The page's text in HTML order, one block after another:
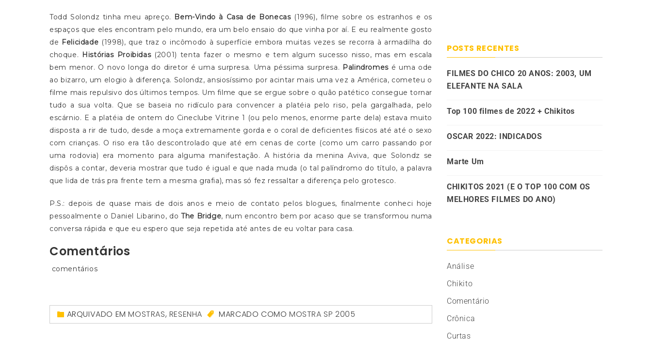
Todd Solondz tinha meu apreço. Bem-Vindo à Casa de Bonecas(1996), filme sobre os estranhos e os
espaços que eles encontram pelo mundo, era um belo ensaio do que vinha por aí. E eu realmente gosto
de Felicidade (1998), que traz o incômodo à superfície embora muitas vezes se recorra à armadilha do
choque. Histórias Proibidas(2001) tenta fazer o mesmo e tem algum sucesso nisso, mas em escala
bem menor. O novo longa do diretor é uma surpresa. Uma péssima surpresa. Palindromesé uma ode
ao bizarro, um elogio à diferença. Solondz, ansiosíssimo por acintar mais uma vez a América, cometeu o
filme mais repulsivo dos últimos tempos. Um filme que se ergue sobre o quão patético consegue tornar
tudo a sua volta. Que se baseia no ridículo para convencer a platéia pelo riso, pela gargalhada, pelo
escárnio. E a platéia de ontem do Cineclube Vitrine 1 (ou pelo menos, enorme parte dela) estava muito
disposta a rir de tudo, desde a moça extremamente gorda e o coral de deficientes físicos até até o sexo
com crianças. O riso era tão descontrolado que até em cenas de corte (como um carro passando por
uma rodovia) era momento para alguma manifestação. A história da menina Aviva, que Solondz se
dispôs a contar, deveria mostrar que tudo é igual e que nada muda (o tal palíndromo do título, a palavra
que lida de trás pra frente tem a mesma grafia), mas só fez ressaltar a diferença pelo grotesco.
P.S.: depois de quase mais de dois anos e meio de contato pelos blogues, finalmente conheci hoje
pessoalmente o Daniel Libarino, do The Bridge, num encontro bem por acaso que se transformou numa
conversa rápida e que eu espero que seja repetida até antes de eu voltar para casa.
Comentários
comentários
ARQUIVADO EMMOSTRAS, RESENHA MARCADO COMOMOSTRA SP 2005
POSTS RECENTES
FILMES DO CHICO 20 ANOS: 2003, UM
ELEFANTE NA SALA
Top 100 filmes de 2022 + Chikitos
OSCAR 2022: INDICADOS
Marte Um
CHIKITOS 2021 (E O TOP 100 COM OS
MELHORES FILMES DO ANO)
CATEGORIAS
Análise
Chikito
Comentário
Crônica
Curtas